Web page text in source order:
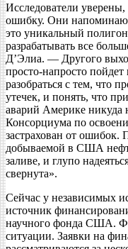
Исследователи уверены,
ошибку. Они
это уникальный
разрабатывать все
Д’Элиа. — Другого
просто-напросто
разобраться с тем, что
утечек, и понять, что
аварий Америке никуда
Консорциума по
застрахован от ошибок.
добываемой в США
заливе, и глупо
свернута».
Сейчас у независимых
источник
научного фонда США.
ситуации. Заявки на